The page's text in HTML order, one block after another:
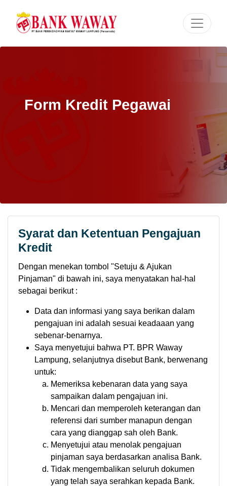
Form Kredit Pegawai
Syarat dan Ketentuan Pengajuan
Kredit
Dengan menekan tombol "Setuju & Ajukan
Pinjaman" di bawah ini, saya menyatakan hal-hal
sebagai berikut :
Data dan informasi yang saya berikan dalam
pengajuan ini adalah sesuai keadaaan yang
sebenar-benarnya.
Saya menyetujui bahwa PT. BPR Waway
Lampung, selanjutnya disebut Bank, berwenang
untuk:
Memeriksa kebenaran data yang saya
sampaikan dalam pengajuan ini.
Mencari dan memperoleh keterangan dan
referensi dari sumber manapun dengan
cara yang dianggap sah oleh Bank.
Menyetujui atau menolak pengajuan
pinjaman saya berdasarkan analisa Bank.
Tidak mengembalikan seluruh dokumen
yang telah saya serahkan kepada Bank.